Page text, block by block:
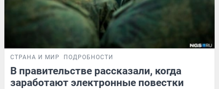
СТРАНА И МИР ПОДРОБНОСТИ
В правительстве рассказали, когда
заработают электронные повестки